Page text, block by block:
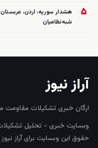
۵
هشدار سوریه، اردن،
شبه‌نظامیان
آراز نیوز
ارگان خبری تشکیلات مقاومت
وبسایت خبری - تحلیل
حقوق این وبسایت برای آراز